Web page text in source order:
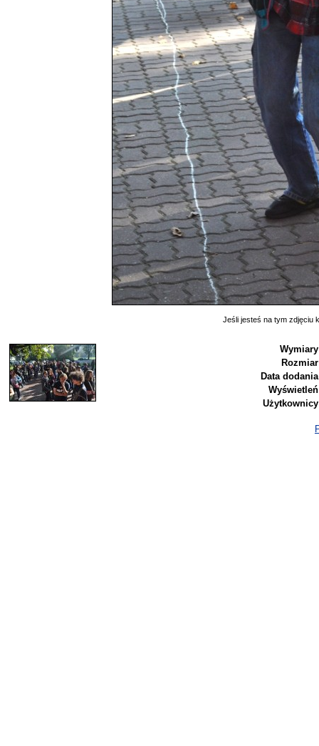
Jeśli jesteś na tym zdjęciu
Data